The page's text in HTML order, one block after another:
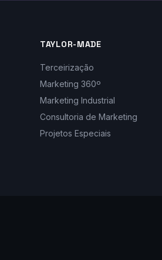
TAYLOR-MADE
Terceirização
Marketing 360º
Marketing Industrial
Consultoria de Marketing
Projetos Especiais